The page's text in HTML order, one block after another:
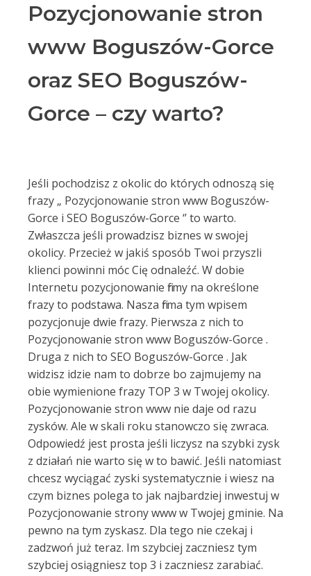
Pozycjonowanie stron
www Boguszów-Gorce
oraz SEO Boguszów-
Gorce – czy warto?
Jeśli pochodzisz z okolic do których odnoszą się
frazy „ Pozycjonowanie stron www Boguszów-
Gorce i SEO Boguszów-Gorce ‘’ to warto.
Zwłaszcza jeśli prowadzisz biznes w swojej
okolicy. Przecież w jakiś sposób Twoi przyszli
klienci powinni móc Cię odnaleźć. W dobie
Internetu pozycjonowanie firmy na określone
frazy to podstawa. Nasza firma tym wpisem
pozycjonuje dwie frazy. Pierwsza z nich to
Pozycjonowanie stron www Boguszów-Gorce .
Druga z nich to SEO Boguszów-Gorce . Jak
widzisz idzie nam to dobrze bo zajmujemy na
obie wymienione frazy TOP 3 w Twojej okolicy.
Pozycjonowanie stron www nie daje od razu
zysków. Ale w skali roku stanowczo się zwraca.
Odpowiedź jest prosta jeśli liczysz na szybki zysk
z działań nie warto się w to bawić. Jeśli natomiast
chcesz wyciągać zyski systematycznie i wiesz na
czym biznes polega to jak najbardziej inwestuj w
Pozycjonowanie strony www w Twojej gminie. Na
pewno na tym zyskasz. Dla tego nie czekaj i
zadzwoń już teraz. Im szybciej zaczniesz tym
szybciej osiągniesz top 3 i zaczniesz zarabiać.